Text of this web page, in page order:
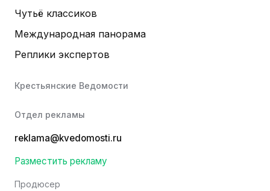
Чутьё классиков
Международная панорама
Реплики экспертов
Крестьянские Ведомости
Отдел рекламы
reklama@kvedomosti.ru
Разместить рекламу
Продюсер